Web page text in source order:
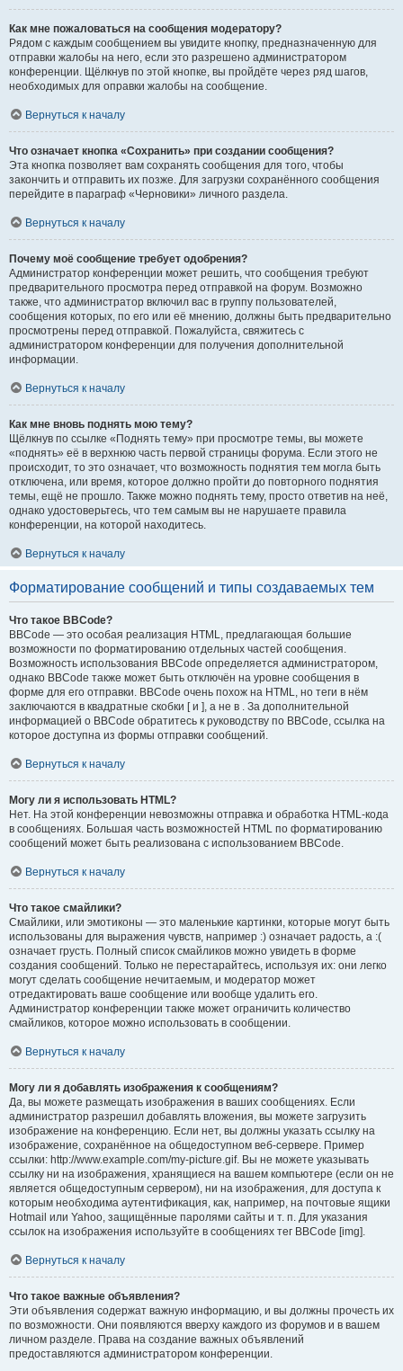
Как мне пожаловаться на сообщения модератору?
Рядом с каждым сообщением вы увидите кнопку, предназначенную для
отправки жалобы на него, если это разрешено администратором
конференции. Щёлкнув по этой кнопке, вы пройдёте через ряд шагов,
необходимых для оправки жалобы на сообщение.
Вернуться к началу
Что означает кнопка «Сохранить» при создании сообщения?
Эта кнопка позволяет вам сохранять сообщения для того, чтобы
закончить и отправить их позже. Для загрузки сохранённого сообщения
перейдите в параграф «Черновики» личного раздела.
Вернуться к началу
Почему моё сообщение требует одобрения?
Администратор конференции может решить, что сообщения требуют
предварительного просмотра перед отправкой на форум. Возможно
также, что администратор включил вас в группу пользователей,
сообщения которых, по его или её мнению, должны быть предварительно
просмотрены перед отправкой. Пожалуйста, свяжитесь с
администратором конференции для получения дополнительной
информации.
Вернуться к началу
Как мне вновь поднять мою тему?
Щёлкнув по ссылке «Поднять тему» при просмотре темы, вы можете
«поднять» её в верхнюю часть первой страницы форума. Если этого не
происходит, то это означает, что возможность поднятия тем могла быть
отключена, или время, которое должно пройти до повторного поднятия
темы, ещё не прошло. Также можно поднять тему, просто ответив на неё,
однако удостоверьтесь, что тем самым вы не нарушаете правила
конференции, на которой находитесь.
Вернуться к началу
Форматирование сообщений и типы создаваемых тем
Что такое BBCode?
BBCode — это особая реализация HTML, предлагающая большие
возможности по форматированию отдельных частей сообщения.
Возможность использования BBCode определяется администратором,
однако BBCode также может быть отключён на уровне сообщения в
форме для его отправки. BBCode очень похож на HTML, но теги в нём
заключаются в квадратные скобки [ и ], а не в . За дополнительной
информацией о BBCode обратитесь к руководству по BBCode, ссылка на
которое доступна из формы отправки сообщений.
Вернуться к началу
Могу ли я использовать HTML?
Нет. На этой конференции невозможны отправка и обработка HTML-кода
в сообщениях. Большая часть возможностей HTML по форматированию
сообщений может быть реализована с использованием BBCode.
Вернуться к началу
Что такое смайлики?
Смайлики, или эмотиконы — это маленькие картинки, которые могут быть
использованы для выражения чувств, например :) означает радость, а :(
означает грусть. Полный список смайликов можно увидеть в форме
создания сообщений. Только не перестарайтесь, используя их: они легко
могут сделать сообщение нечитаемым, и модератор может
отредактировать ваше сообщение или вообще удалить его.
Администратор конференции также может ограничить количество
смайликов, которое можно использовать в сообщении.
Вернуться к началу
Могу ли я добавлять изображения к сообщениям?
Да, вы можете размещать изображения в ваших сообщениях. Если
администратор разрешил добавлять вложения, вы можете загрузить
изображение на конференцию. Если нет, вы должны указать ссылку на
изображение, сохранённое на общедоступном веб-сервере. Пример
ссылки: http://www.example.com/my-picture.gif. Вы не можете указывать
ссылку ни на изображения, хранящиеся на вашем компьютере (если он не
является общедоступным сервером), ни на изображения, для доступа к
которым необходима аутентификация, как, например, на почтовые ящики
Hotmail или Yahoo, защищённые паролями сайты и т. п. Для указания
ссылок на изображения используйте в сообщениях тег BBCode [img].
Вернуться к началу
Что такое важные объявления?
Эти объявления содержат важную информацию, и вы должны прочесть их
по возможности. Они появляются вверху каждого из форумов и в вашем
личном разделе. Права на создание важных объявлений
предоставляются администратором конференции.